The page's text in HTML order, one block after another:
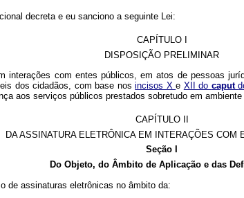
decreta e eu sanciono a seguinte Lei:
CAPÍTULO I
DISPOSIÇÃO PRELIMINAR
interações com entes públicos, em atos de pessoas
dos cidadãos, com base nosincisos Xe XII do caput
aos serviços públicos prestados sobretudo em ambiente
CAPÍTULO II
DA ASSINATURA ELETRÔNICA EM INTERAÇÕES COM
Seção I
Do Objeto, do Âmbito de Aplicação e das
de assinaturas eletrônicas no âmbito da: